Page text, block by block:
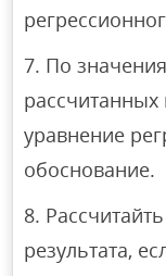
По
уравнение
обоснование.
результата,